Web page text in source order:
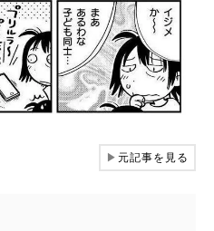
▶元記事を見る